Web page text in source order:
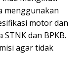
menggunakan
motor dan
dan BPKB.
agar tidak